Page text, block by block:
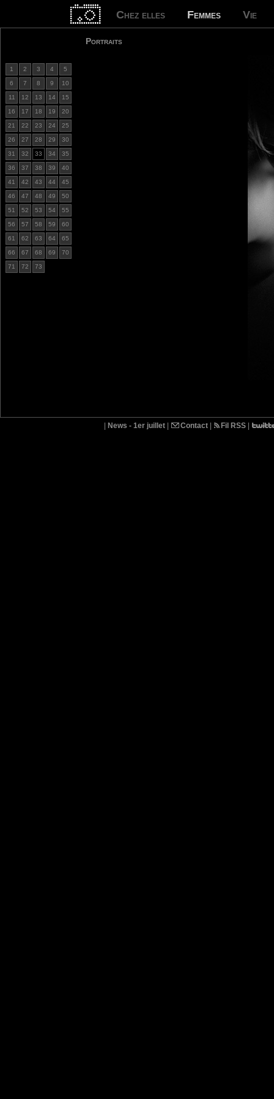
Chez elles Femmes Vie
Portraits
1 2 3 4 5
6 7 8 9 10
11 12 13 14 15
16 17 18 19 20
21 22 23 24 25
26 27 28 29 30
31 32 33 34 35
36 37 38 39 40
41 42 43 44 45
46 47 48 49 50
51 52 53 54 55
56 57 58 59 60
61 62 63 64 65
66 67 68 69 70
71 72 73
News - 1er juillet Contact Fil RSS